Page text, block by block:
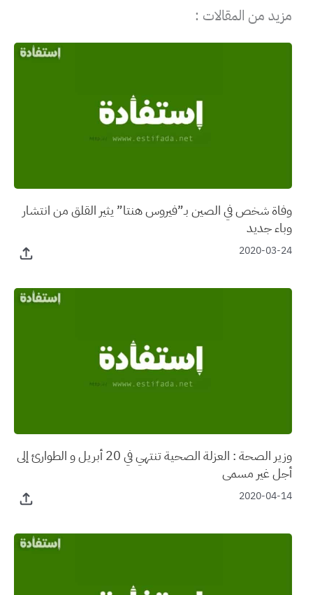
مزيد من المقالات :
وفاة شخص في الصين بـ”فيروس هنتا” يثير القلق من انتشار
وباء جديد
2020-03-24
وزير الصحة : العزلة الصحية تنتهي في 20 أبريل و الطوارئ إلى
أجل غير مسمى
2020-04-14